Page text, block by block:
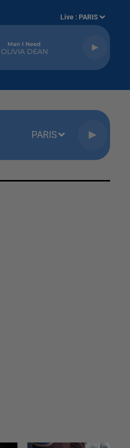
Live : PARIS
Man I Need
OLIVIA DEAN
PARIS